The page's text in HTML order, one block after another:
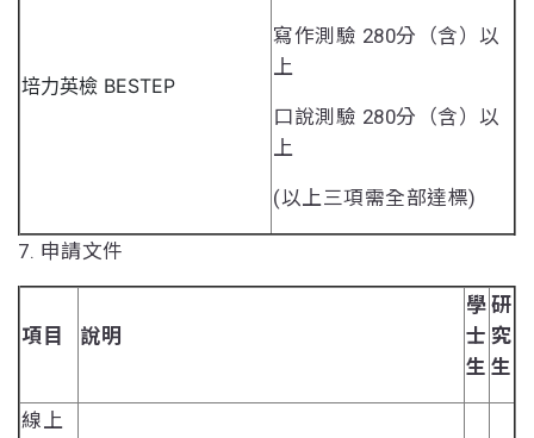
培力英檢 BESTEP
寫作測驗 280分（含）以
上
口說測驗 280分（含）以
上
(以上三項需全部達標)
7. 申請文件
項目 說明
學
士
生
研
究
生
線上